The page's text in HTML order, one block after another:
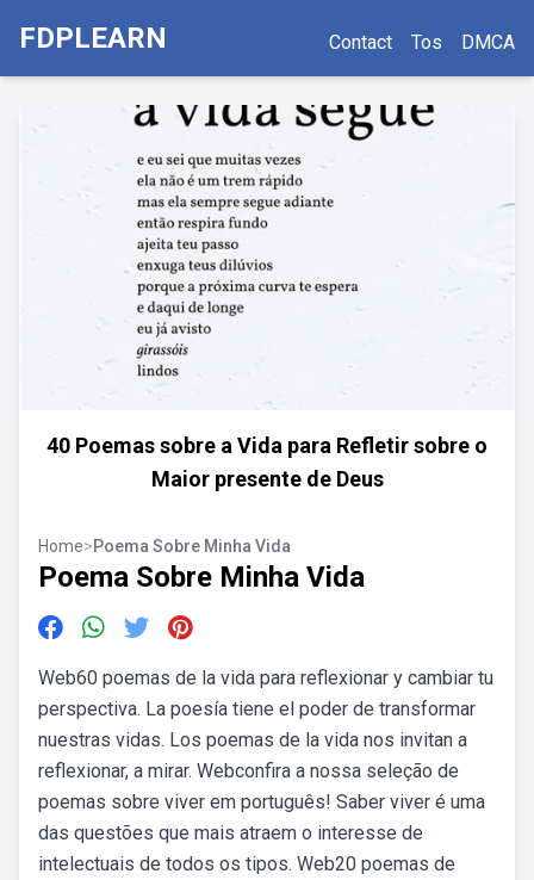
FDPLEARN Contact Tos DMCA
40 Poemas sobre a Vida para Refletir sobre o
Maior presente de Deus
Home>Poema Sobre Minha Vida
Poema Sobre Minha Vida
Web60 poemas de la vida para reflexionar y cambiar tu
perspectiva. La poesía tiene el poder de transformar
nuestras vidas. Los poemas de la vida nos invitan a
reflexionar, a mirar. Webconfira a nossa seleção de
poemas sobre viver em português! Saber viver é uma
das questões que mais atraem o interesse de
intelectuais de todos os tipos. Web20 poemas de